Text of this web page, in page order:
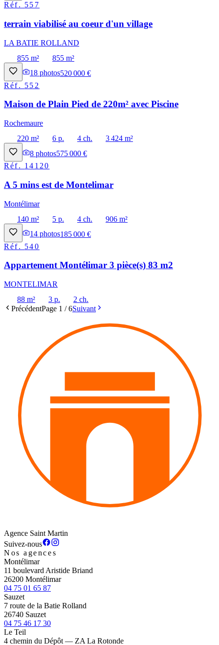
Réf. 557
terrain viabilisé au coeur d'un village
LA BATIE ROLLAND
855 m²
855 m²
18 photos520 000 €
Réf. 552
Maison de Plain Pied de 220m² avec Piscine
Rochemaure
220 m²
6 p. 4 ch.
3 424 m²
8 photos575 000 €
Réf. 14120
A 5 mins est de Montelimar
Montélimar
140 m²
5 p. 4 ch.
906 m²
14 photos185 000 €
Réf. 540
Appartement Montélimar 3 pièce(s) 83 m2
MONTELIMAR
88 m²
3 p.
2 ch.
PrécédentPage 1 /6Suivant
Agence Saint Martin
Suivez-nous
Nos agences
Montélimar
11 boulevard Aristide Briand
26200 Montélimar
04 75 01 65 87
Sauzet
7 route de la Batie Rolland
26740 Sauzet
04 75 46 17 30
Le Teil
4 chemin du Dépôt — ZA La Rotonde